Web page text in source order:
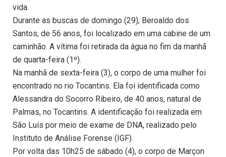
vida.
Durante as buscas de domingo (29), Beroaldo dos
Santos, de 56 anos, foi localizado em uma cabine de um
caminhão. A vítima foi retirada da água no fim da manhã
de quarta-feira (1º).
Na manhã de sexta-feira (3), o corpo de uma mulher foi
encontrado no rio Tocantins. Ela foi identificada como
Alessandra do Socorro Ribeiro, de 40 anos, natural de
Palmas, no Tocantins. A identificação foi realizada em
São Luís por meio de exame de DNA, realizado pelo
Instituto de Análise Forense (IGF).
Por volta das 10h25 de sábado (4), o corpo de Marçon